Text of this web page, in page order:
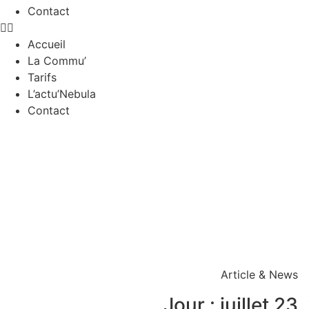
Contact
Accueil
La Commu’
Tarifs
L’actu’Nebula
Contact
Article & News